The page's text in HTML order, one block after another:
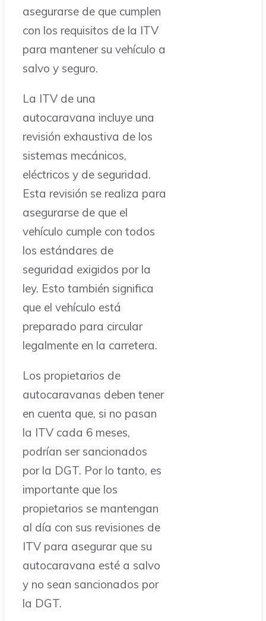
asegurarse de que cumplen
con los requisitos de la ITV
para mantener su vehículo a
salvo y seguro.
La ITV de una
autocaravana incluye una
revisión exhaustiva de los
sistemas mecánicos,
eléctricos y de seguridad.
Esta revisión se realiza para
asegurarse de que el
vehículo cumple con todos
los estándares de
seguridad exigidos por la
ley. Esto también significa
que el vehículo está
preparado para circular
legalmente en la carretera.
Los propietarios de
autocaravanas deben tener
en cuenta que, si no pasan
la ITV cada 6 meses,
podrían ser sancionados
por la DGT. Por lo tanto, es
importante que los
propietarios se mantengan
al día con sus revisiones de
ITV para asegurar que su
autocaravana esté a salvo
y no sean sancionados por
la DGT.